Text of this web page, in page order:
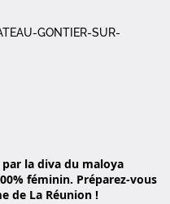
GONTIER-SUR-
la diva du maloya
féminin. Préparez-vous
de La Réunion !